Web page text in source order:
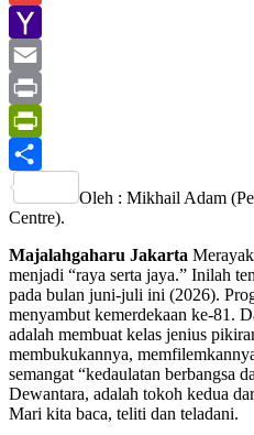
Gmail
Yahoo
Mail
Email
Print
PrintFriendly
Oleh : Mikhail Adam
Centre).
Majalahgaharu Jakarta
menjadi “raya serta jaya.” Inilah
pada bulan juni-juli ini (2026).
menyambut kemerdekaan ke-81.
adalah membuat kelas jenius
membukukannya,
semangat “kedaulatan berbangsa
Dewantara, adalah tokoh kedua
Mari kita baca, teliti dan teladani.